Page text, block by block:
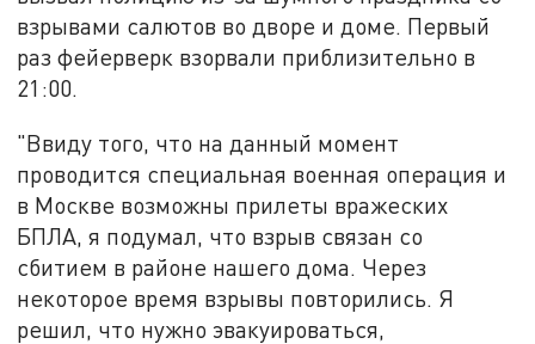
взрывами салютов во дворе и доме. Первый
раз фейерверк взорвали приблизительно в
21:00.
"Ввиду того, что на данный момент
проводится специальная военная операция и
в Москве возможны прилеты вражеских
БПЛА, я подумал, что взрыв связан со
сбитием в районе нашего дома. Через
некоторое время взрывы повторились. Я
решил, что нужно эвакуироваться,